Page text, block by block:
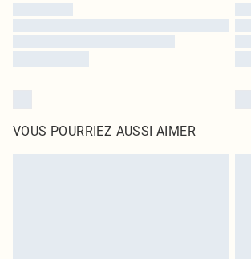
VOUS POURRIEZ AUSSI AIMER